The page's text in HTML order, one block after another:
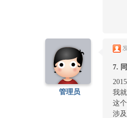
管理员
7.
我
这
涉